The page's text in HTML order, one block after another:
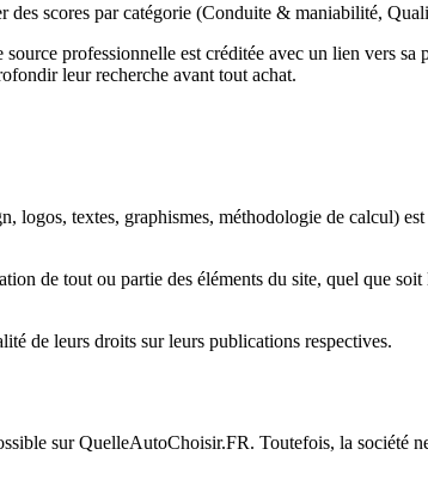
des scores par catégorie (Conduite & maniabilité,
professionnelle est créditée avec un lien vers
leur recherche avant tout achat.
logos, textes, graphismes, méthodologie de calcul)
de tout ou partie des éléments du site, quel que
de leurs droits sur leurs publications respectives.
sur QuelleAutoChoisir.FR. Toutefois, la société